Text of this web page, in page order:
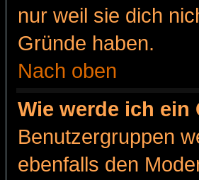
nur weil sie dich
Gründe haben.
Nach oben
Wie werde ich
Benutzergruppen
ebenfalls den